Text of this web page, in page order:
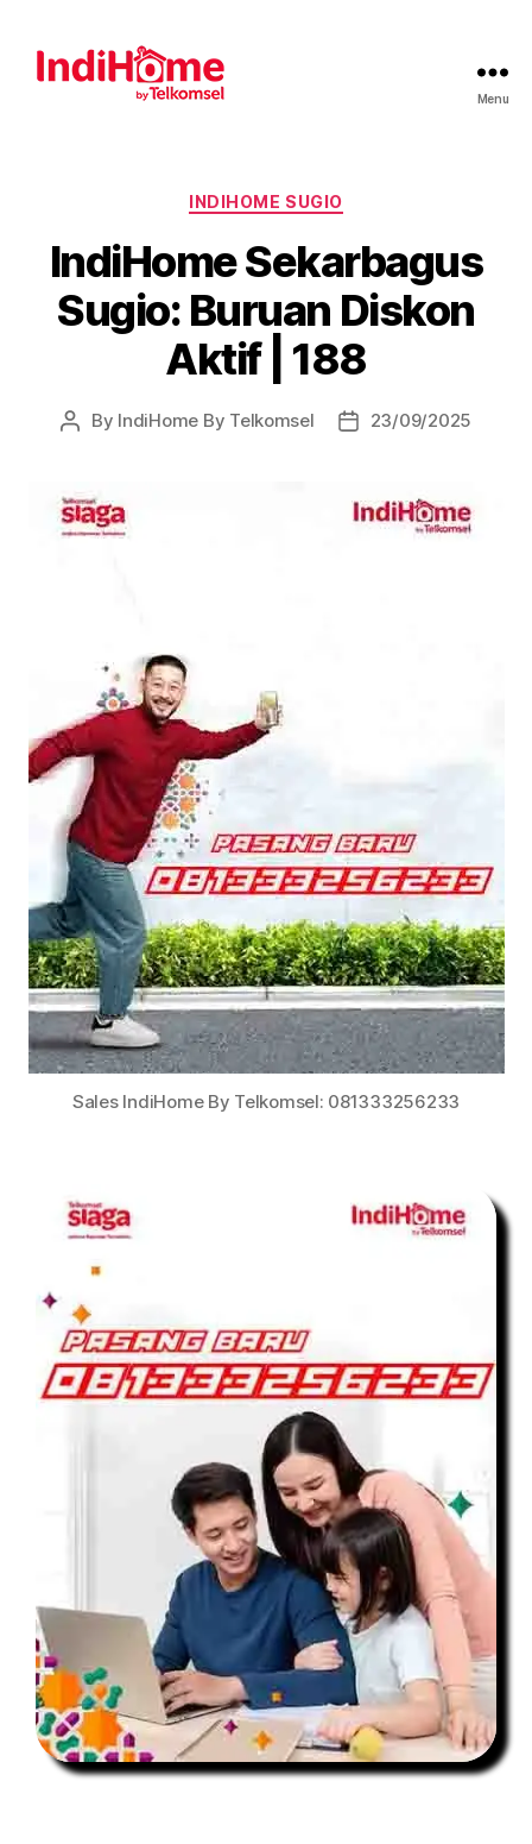
Menu
INDIHOME SUGIO
IndiHome Sekarbagus
Sugio: Buruan Diskon
Aktif | 188
By IndiHome By Telkomsel 23/09/2025
Sales IndiHome By Telkomsel: 081333256233